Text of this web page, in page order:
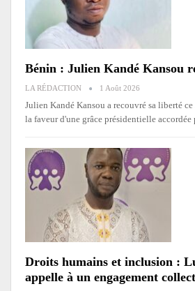
Bénin : Julien Kandé Kansou
LA RÉDACTION 1 Août 2026
Julien Kandé Kansou a recouvré sa liberté
la faveur d'une grâce présidentielle accordée
Droits humains et inclusion :
appelle à un engagement